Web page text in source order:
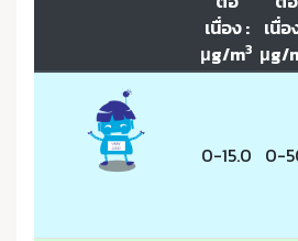
เนื่อง :
μg/m3
เนื่อ
μg/
0-15.0 0-